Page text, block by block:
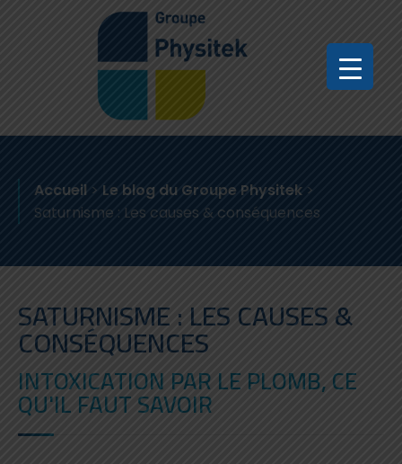
Accueil > Le blog du Groupe Physitek >
Saturnisme : Les causes & conséquences
SATURNISME : LES CAUSES &
CONSÉQUENCES
INTOXICATION PAR LE PLOMB, CE
QU'IL FAUT SAVOIR